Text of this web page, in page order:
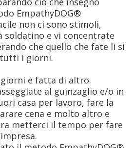
EmpathyDOG®
non ci sono stimoli,
e vi concentrate
che quello che fate li si
i giorni.
è fatta di altro.
al guinzaglio e/o in
casa per lavoro, fare la
cena e molto altro e
metterci il tempo per fare